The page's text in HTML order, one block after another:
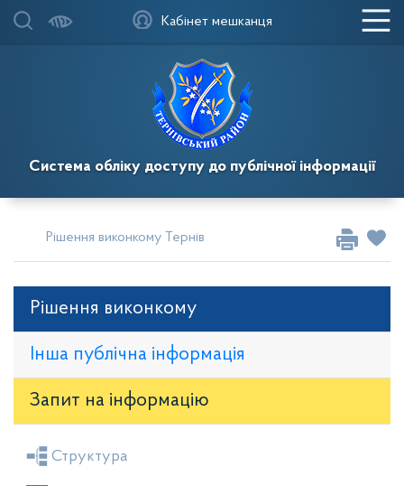
Система обліку доступу до публічної інформації
Кабінет мешканця
Рішення виконкому Тернівської районної у місті ради
Рішення виконкому
Інша публічна інформація
Запит на iнформацію
Засідання районної ради
Структура